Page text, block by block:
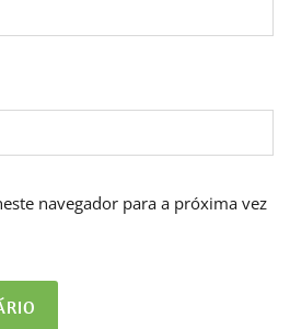
navegador para a próxima vez